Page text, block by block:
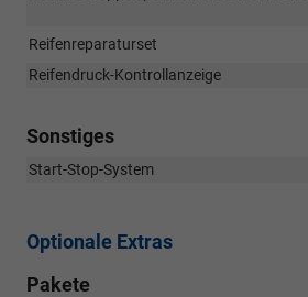
Reifenreparaturset
Reifendruck-Kontrollanzeige
Sonstiges
Start-Stop-System
Optionale Extras
Pakete